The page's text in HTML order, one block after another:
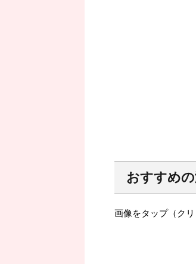
おすすめ
画像をタップ（ク